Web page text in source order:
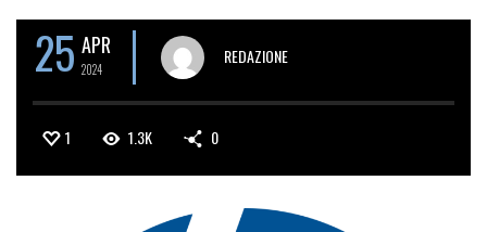
25 APR
2024
REDAZIONE
1 1.3K 0